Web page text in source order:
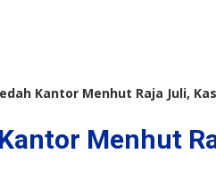
Kantor Menhut Raja Juli,
Menhut